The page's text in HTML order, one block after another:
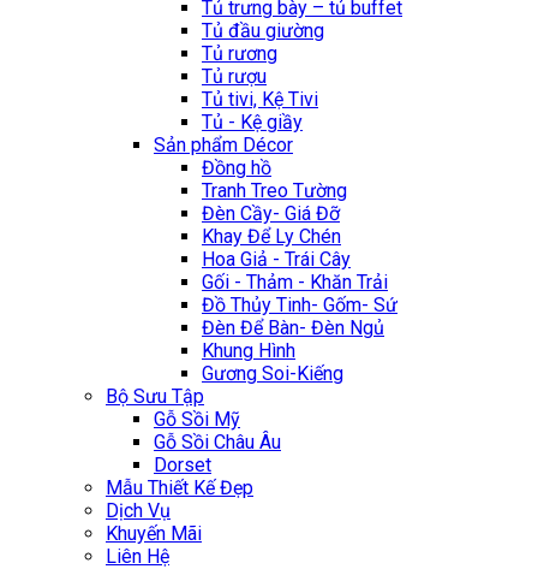
Tủ trưng bày – tủ buffet
Tủ đầu giường
Tủ rương
Tủ rượu
Tủ tivi, Kệ Tivi
Tủ - Kệ giầy
Sản phẩm Décor
Đồng hồ
Tranh Treo Tường
Đèn Cầy- Giá Đỡ
Khay Để Ly Chén
Hoa Giả - Trái Cây
Gối - Thảm - Khăn Trải
Đồ Thủy Tinh- Gốm- Sứ
Đèn Để Bàn- Đèn Ngủ
Khung Hình
Gương Soi-Kiếng
Bộ Sưu Tập
Gỗ Sồi Mỹ
Gỗ Sồi Châu Âu
Dorset
Mẫu Thiết Kế Đẹp
Dịch Vụ
Khuyến Mãi
Liên Hệ